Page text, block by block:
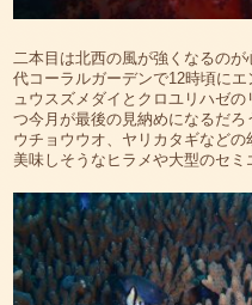
二本目は北西の風が強くなるの
代コーラルガーデンで12時頃に
ュウスズメダイとクロユリハゼ
つ今月が最後の見納めになるだ
ウチョウウオ、ヤリカタギなど
美味しそうなヒラメや大型のセミ